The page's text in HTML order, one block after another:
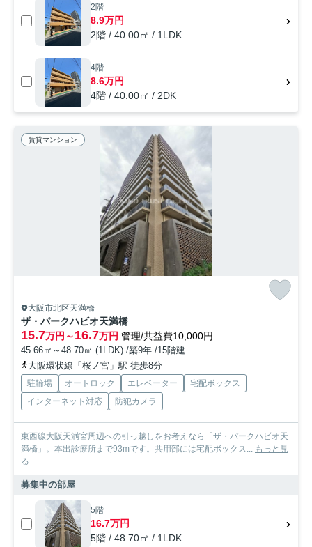
2階
8.9万円
2階 / 40.00㎡ / 1LDK
4階
8.6万円
4階 / 40.00㎡ / 2DK
賃貸マンション
大阪市北区天満橋
ザ・パークハビオ天満橋
15.7万円～16.7万円 管理/共益費10,000円
45.66㎡～48.70㎡ (1LDK) /築9年 /15階建
大阪環状線「桜ノ宮」駅 徒歩8分
駐輪場 オートロック エレベーター
宅配ボックス
インターネット対応
防犯カメラ
東西線大阪天満宮周辺への引っ越しをお考えなら「ザ・パークハビオ天
満橋」。本出診療所まで93mです。共用部には宅配ボックス... もっと見
る
募集中の部屋
5階
16.7万円
5階 / 48.70㎡ / 1LDK